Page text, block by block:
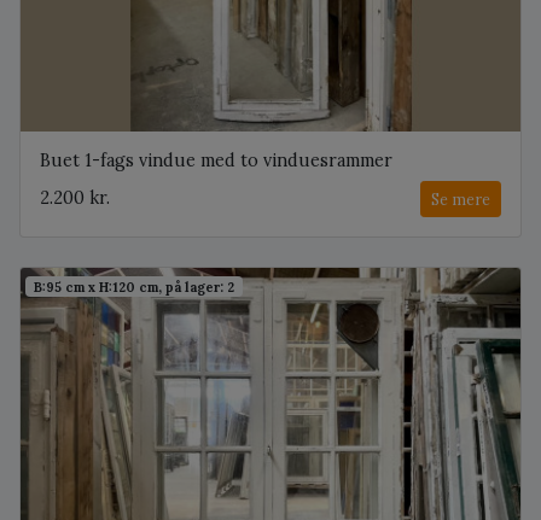
Buet 1-fags vindue med to vinduesrammer
2.200 kr.
Se mere
B:95 cm x H:120 cm, på lager: 2